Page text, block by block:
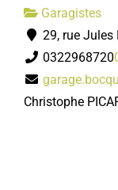
Garagistes
29, rue Jules
0322968720
Christophe